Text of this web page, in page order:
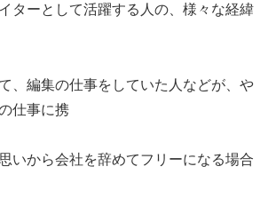
ターとして活躍する人の、様々な経緯
、編集の仕事をしていた人などが、や
仕事に携
いから会社を辞めてフリーになる場合